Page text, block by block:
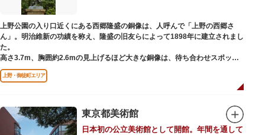
上野公園の入り口近くにある西郷隆盛の銅像は、人呼んで「上野の西郷さ
ん」。明治維新の功績を称え、隆盛の旧友らによって1898年に建立されまし
た。
高さ3.7m、胸囲約2.6mの見上げるほど大きな銅像は、待ち合わせスポット
やフォトスポットとして親しまれています。彫刻家、高村光雲によって作ら
れた像は、愛犬のツンと一緒にうさぎ狩りに出かけているところだそう。
上野公園にお立ち寄りの際は、ぜひ「上野の西郷さん」と写真撮影を楽しん
上野・御徒町エリア
東京都美術館
日本初の公立美術館として開館。年間を通して